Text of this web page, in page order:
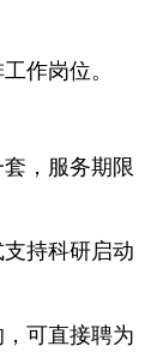
作岗位。
，服务期限
持科研启动
可直接聘为